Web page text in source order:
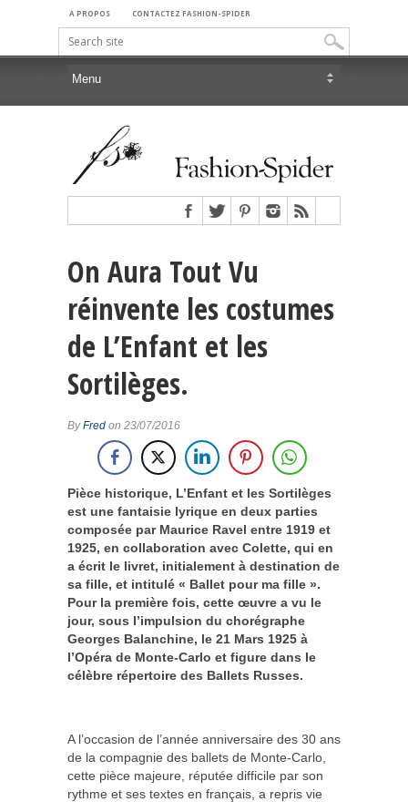
A PROPOS CONTACTEZ FASHION-SPIDER
On Aura Tout Vu
réinvente les costumes
de L’Enfant et les
Sortilèges.
ByFred on 23/07/2016
Pièce historique, L’Enfant et les Sortilèges
est une fantaisie lyrique en deux parties
composée par Maurice Ravel entre 1919 et
1925, en collaboration avec Colette, qui en
a écrit le livret, initialement à destination de
sa fille, et intitulé « Ballet pour ma fille ».
Pour la première fois, cette œuvre a vu le
jour, sous l’impulsion du chorégraphe
Georges Balanchine, le 21 Mars 1925 à
l’Opéra de Monte-Carlo et figure dans le
célèbre répertoire des Ballets Russes.
A l’occasion de l’année anniversaire des 30 ans
de la compagnie des ballets de Monte-Carlo,
cette pièce majeure, réputée difficile par son
rythme et ses textes en français, a repris vie